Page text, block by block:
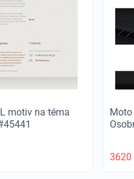
motiv na téma
3620